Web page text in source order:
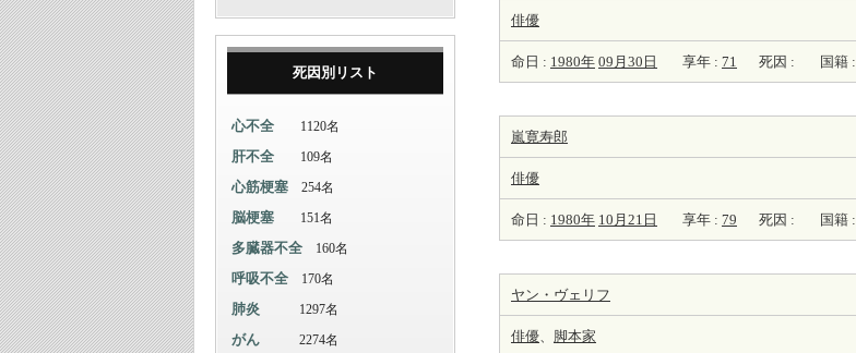
俳優
命日 : 1980年 09月30日 享年 : 71 死因 : 国籍 :
嵐寛寿郎
俳優
命日 : 1980年 10月21日 享年 : 79 死因 : 国籍 :
ヤン・ヴェリフ
俳優、 脚本家
死因別リスト
心不全 1120名
肝不全 109名
心筋梗塞 254名
脳梗塞 151名
多臓器不全 160名
呼吸不全 170名
肺炎 1297名
がん 2274名